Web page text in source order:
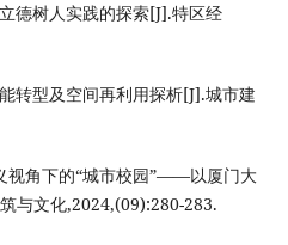
德树人实践的探索[J].特区经
转型及空间再利用探析[J].城市建
视角下的“城市校园”——以厦门大
与文化,2024,(09):280-283.